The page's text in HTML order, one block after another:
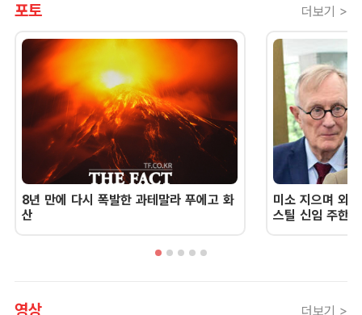
포토 더보기 >
8년 만에 다시 폭발한 과테말라 푸에고 화
산
미소 지으며 외
스틸 신임 주한
영상 더보기 >